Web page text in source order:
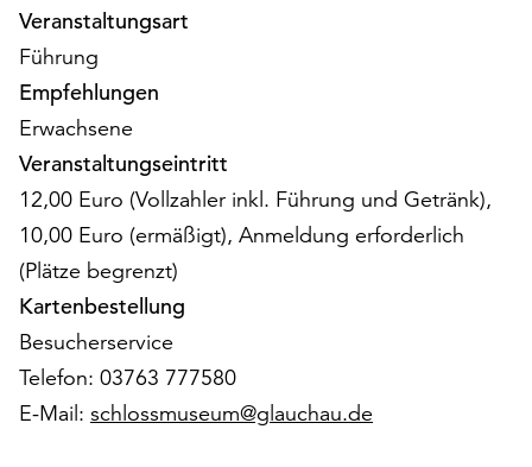
Dafür
steht
Ihnen
am
Ende
der
Seite
die
Schaltfläche
„Cookie-
Einstellungen“
zur
Verfügung.
Funktionale
Cookies
werden
Veranstaltungsart
Führung
Empfehlungen
Erwachsene
Veranstaltungseintritt
12,00 Euro (Vollzahler inkl. Führung und Getränk),
10,00 Euro (ermäßigt), Anmeldung erforderlich
(Plätze begrenzt)
Kartenbestellung
Besucherservice
Telefon: 03763 777580
E-Mail: schlossmuseum@glauchau.de